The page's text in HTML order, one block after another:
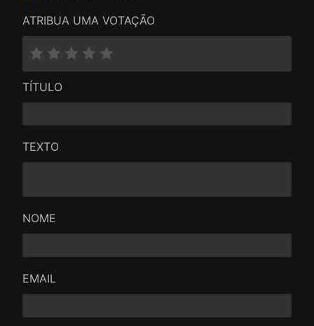
ATRIBUA UMA VOTAÇÃO
TÍTULO
TEXTO
NOME
EMAIL